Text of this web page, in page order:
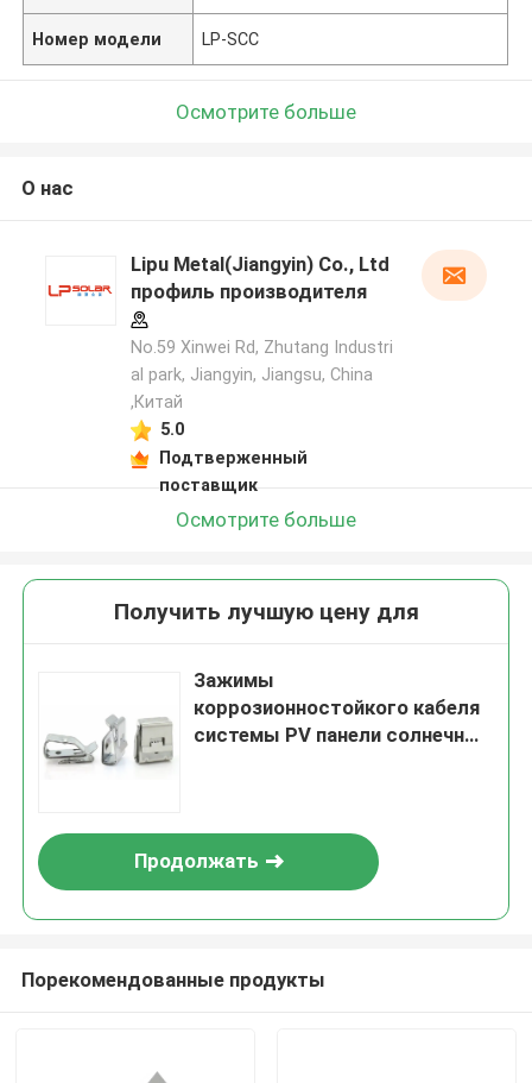
Номер модели LP-SCC
Осмотрите больше
О нас
Lipu Metal(Jiangyin) Co., Ltd
профиль производителя
No.59 Xinwei Rd, Zhutang Industri
al park, Jiangyin, Jiangsu, China
,Китай
5.0
Подтверженный
поставщик
Осмотрите больше
Получить лучшую цену для
Зажимы
коррозионностойкого кабеля
системы PV панели солнечных
Продолжать
Порекомендованные продукты